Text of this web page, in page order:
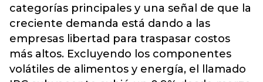
categorías principales y una señal de que la
creciente demanda está dando a las
empresas libertad para traspasar costos
más altos. Excluyendo los componentes
volátiles de alimentos y energía, el llamado